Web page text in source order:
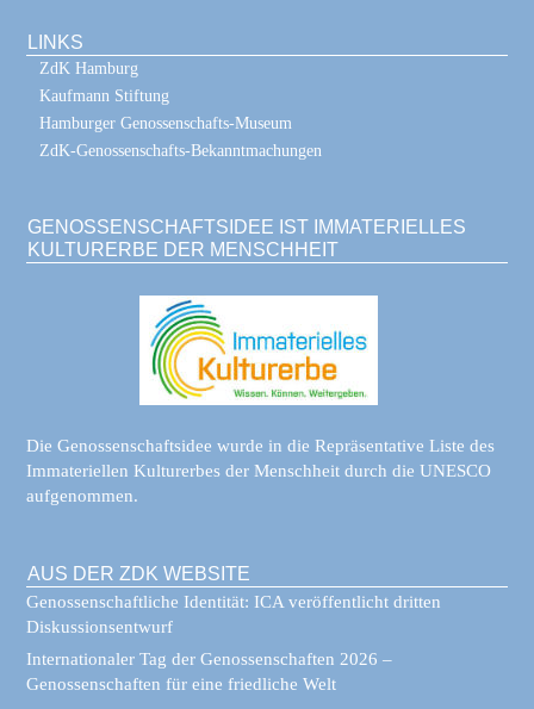
LINKS
ZdK Hamburg
Kaufmann Stiftung
Hamburger Genossenschafts-Museum
ZdK-Genossenschafts-Bekanntmachungen
GENOSSENSCHAFTSIDEE IST IMMATERIELLES
KULTURERBE DER MENSCHHEIT
Die Genossenschaftsidee wurde in die Repräsentative Liste des
Immateriellen Kulturerbes der Menschheit durch die UNESCO
aufgenommen.
AUS DER ZDK WEBSITE
Genossenschaftliche Identität: ICA veröffentlicht dritten
Diskussionsentwurf
Internationaler Tag der Genossenschaften 2026 –
Genossenschaften für eine friedliche Welt